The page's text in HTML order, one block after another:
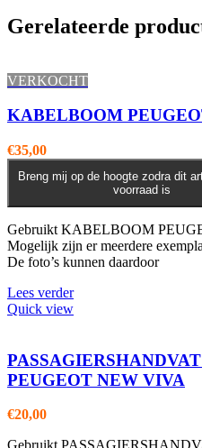
Gerelateerde
VERKOCHT
KABELBOOM
€35,00
Breng mij op de hoogte zodra dit
voorraad is
Gebruikt KABELBOOM
Mogelijk zijn er meerdere
De foto’s kunnen daardoor
Lees verder
Quick view
PEUGEOT NEW VIVA
€20,00